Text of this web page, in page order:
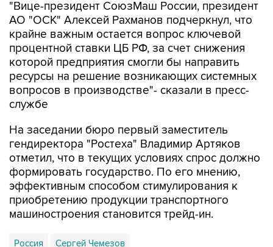
крайне важным остается вопрос ключевой
процентной ставки ЦБ РФ, за счет снижения
которой предприятия смогли бы направить
ресурсы на решение возникающих системных
вопросов в производстве"- сказали в пресс-
службе
На заседании бюро первый заместитель
отметил, что в текущих условиях спрос должно
формировать государство. По его мнению,
эффективным способом стимулирования к
приобретению продукции транспортного
машиностроения становится трейд-ин.
Россия Сергей Чемезов